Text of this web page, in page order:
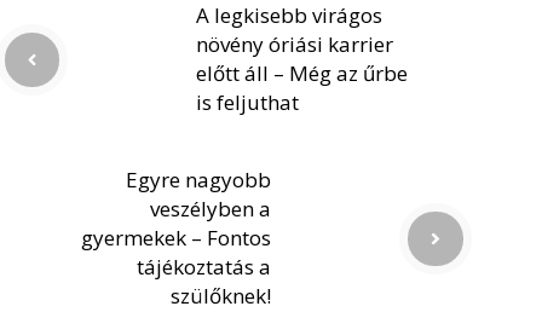
A legkisebb virágos
növény óriási karrier
előtt áll – Még az űrbe
is feljuthat
Egyre nagyobb
veszélyben a
gyermekek – Fontos
tájékoztatás a
szülőknek!